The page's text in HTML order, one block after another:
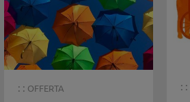
: : OFFERTA : :